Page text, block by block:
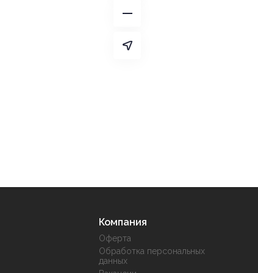
Компания
Оферта
Обработка персональных
данных